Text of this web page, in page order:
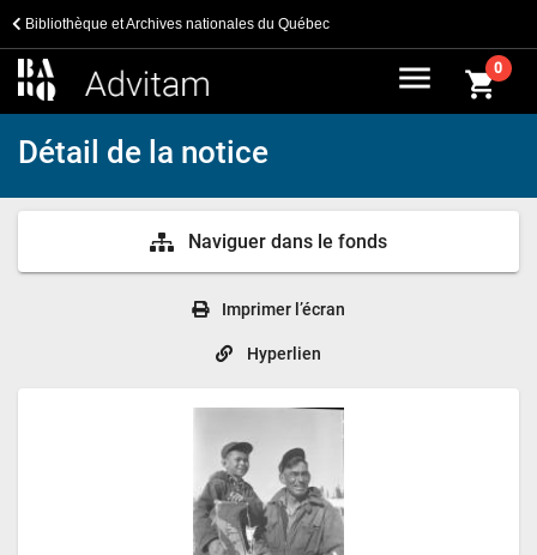
Bibliothèque et Archives nationales du Québec
menu shopping_cart0
Détail de la notice
Naviguer dans le fonds
Imprimer l’écran
Hyperlien